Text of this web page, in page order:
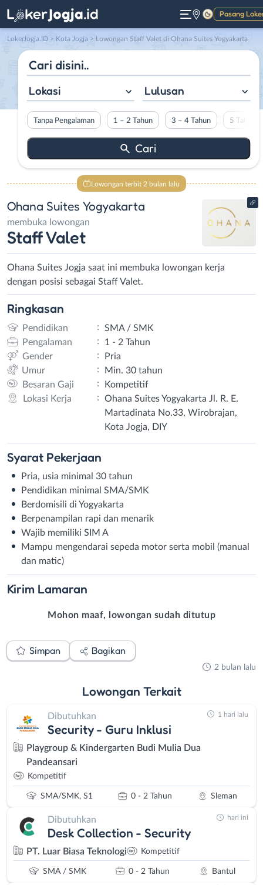
Pasang
Gelap
LokerJogja.ID > Kota Jogja > Lowongan Staff Valet di Ohana Suites Yogyakarta
Lokasi Lulusan
Tanpa Pengalaman 1 – 2 Tahun 3 – 4 Tahun 5 Tahun
Lowongan terbit 2 bulan lalu
Ohana Suites Yogyakarta
membuka lowongan
Staff Valet
Ohana Suites Jogja saat ini membuka lowongan kerja
dengan posisi sebagai Staff Valet.
Ringkasan
Pendidikan :
SMA / SMK
Pengalaman
:
1 - 2 Tahun
Gender
:
Pria
Umur
:
Min. 30 tahun
Besaran Gaji
:
Kompetitif
Lokasi Kerja
:
Ohana Suites Yogyakarta Jl. R. E.
Martadinata No.33, Wirobrajan,
Kota Jogja, DIY
Syarat Pekerjaan
Pria, usia minimal 30 tahun
Pendidikan minimal SMA/SMK
Berdomisili di Yogyakarta
Berpenampilan rapi dan menarik
Wajib memiliki SIM A
Mampu mengendarai sepeda motor serta mobil (manual
dan matic)
Kirim Lamaran
Mohon maaf, lowongan sudah ditutup
Simpan Bagikan
2 bulan lalu
Lowongan Terkait
Dibutuhkan
Security - Guru Inklusi
Playgroup & Kindergarten Budi Mulia Dua
Pandeansari
Kompetitif
SMA/SMK, S1 0 - 2 Tahun Sleman
1 hari lalu
Dibutuhkan
Desk Collection - Security
PT. Luar Biasa Teknologi Kompetitif
SMA / SMK 0 - 2 Tahun Bantul
hari ini